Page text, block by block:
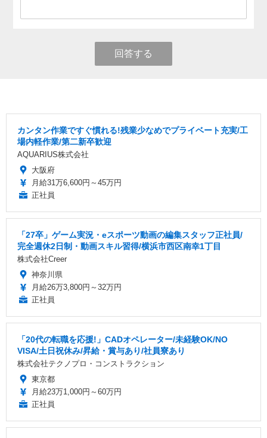
回答する
カンタン作業ですぐ慣れる!残業少なめでプライベート充実/工
場内軽作業/第二新卒歓迎
AQUARIUS株式会社
大阪府
月給31万6,600円～45万円
正社員
「27卒」ゲーム実況・eスポーツ動画の編集スタッフ正社員/
完全週休2日制・動画スキル習得/横浜市西区南幸1丁目
株式会社Creer
神奈川県
月給26万3,800円～32万円
正社員
「20代の転職を応援!」CADオペレーター/未経験OK/NO
VISA/土日祝休み/昇給・賞与あり/社員寮あり
株式会社テクノプロ・コンストラクション
東京都
月給23万1,000円～60万円
正社員